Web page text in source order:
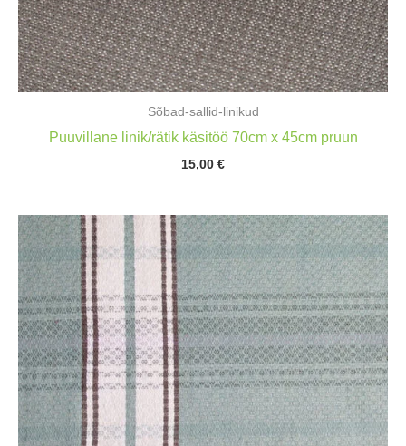
Sõbad-sallid-linikud
Puuvillane linik/rätik käsitöö 70cm x 45cm pruun
15,00 €